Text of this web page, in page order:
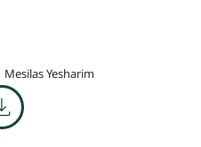
Mesilas Yesharim